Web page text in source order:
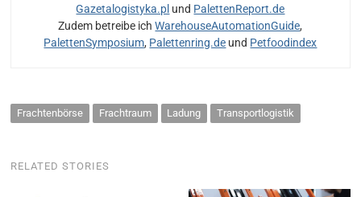
Gazetalogistyka.pl und PalettenReport.de
Zudem betreibe ichWarehouseAutomationGuide,
PalettenSymposium, Palettenring.de und Petfoodindex
Frachtenbörse Frachtraum Ladung Transportlogistik
RELATED STORIES